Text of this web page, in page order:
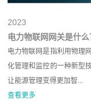
2023
电力物联网网关是什么
电力物联网是指利用物理
化管理和监控的一种新型
让能源管理变得更加智...
查看更多